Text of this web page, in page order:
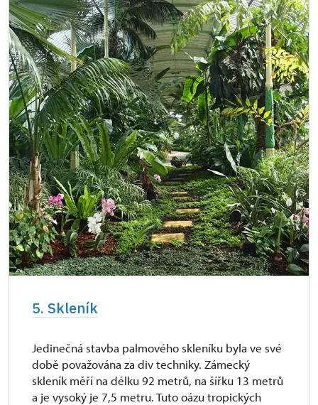
5. Skleník
Jedinečná stavba palmového skleníku byla ve své
době považována za div techniky. Zámecký
skleník měří na délku 92 metrů, na šířku 13 metrů
a je vysoký je 7,5 metru. Tuto oázu tropických